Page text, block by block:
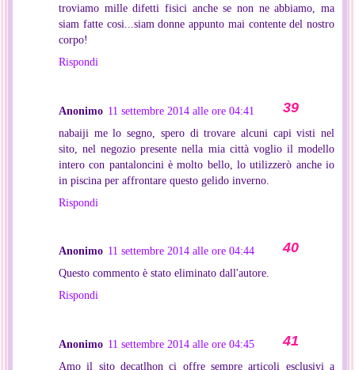
troviamo mille difetti fisici anche se non ne abbiamo, ma
siam fatte cosi...siam donne appunto mai contente del nostro
corpo!
Rispondi
Anonimo 11 settembre 2014 alle ore 04:41
nabaiji me lo segno, spero di trovare alcuni capi visti nel
sito, nel negozio presente nella mia città voglio il modello
intero con pantaloncini è molto bello, lo utilizzerò anche io
in piscina per affrontare questo gelido inverno.
Rispondi
Anonimo 11 settembre 2014 alle ore 04:44
Questo commento è stato eliminato dall'autore.
Rispondi
Anonimo 11 settembre 2014 alle ore 04:45
Amo il sito decatlhon ci offre sempre articoli esclusivi a